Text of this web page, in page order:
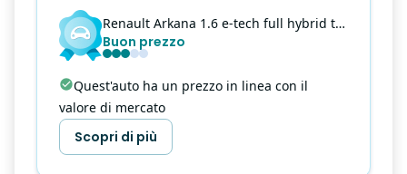
Airbag laterali per la protezione del torace
Alert sonoro per i pedoni
Alzacristalli anteriori e posteriori elettrici impulsionali
Ambient Lighting a LED
Armonia interna in nero titanio
Renault Arkana 1.6 e-tech full hybrid techno 145cv
Buon prezzo
Quest'auto ha un prezzo in linea con il
valore di mercato
Scopri di più